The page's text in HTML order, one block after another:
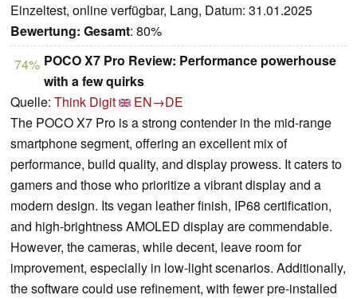
Einzeltest, online verfügbar, Lang, Datum: 31.01.2025
Bewertung: Gesamt: 80%
74% POCO X7 Pro Review: Performance powerhouse
with a few quirks
Quelle: Think Digit
EN→DE
The POCO X7 Pro is a strong contender in the mid-range
smartphone segment, offering an excellent mix of
performance, build quality, and display prowess. It caters to
gamers and those who prioritize a vibrant display and a
modern design. Its vegan leather finish, IP68 certification,
and high-brightness AMOLED display are commendable.
However, the cameras, while decent, leave room for
improvement, especially in low-light scenarios. Additionally,
the software could use refinement, with fewer pre-installed